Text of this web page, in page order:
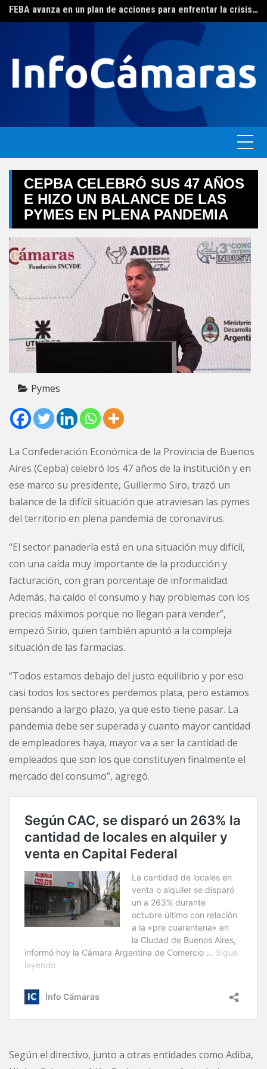
Skip
to
El ERAS continúa con el beneficio de la tarifa social del agua
CEPBA CELEBRÓ SUS 47 AÑOS
E HIZO UN BALANCE DE LAS
PYMES EN PLENA PANDEMIA
Pymes
La Confederación Económica de la Provincia de Buenos
Aires (Cepba) celebró los 47 años de la institución y en
ese marco su presidente, Guillermo Siro, trazó un
balance de la difícil situación que atraviesan las pymes
del territorio en plena pandemia de coronavirus.
“El sector panadería está en una situación muy difícil,
con una caída muy importante de la producción y
facturación, con gran porcentaje de informalidad.
Además, ha caído el consumo y hay problemas con los
precios máximos porque no llegan para vender”,
empezó Sirio, quien también apuntó a la compleja
situación de las farmacias.
“Todos estamos debajo del justo equilibrio y por eso
casi todos los sectores perdemos plata, pero estamos
pensando a largo plazo, ya que esto tiene pasar. La
pandemia debe ser superada y cuanto mayor cantidad
de empleadores haya, mayor va a ser la cantidad de
empleados que son los que constituyen finalmente el
mercado del consumo”, agregó.
Según el directivo, junto a otras entidades como Adiba,